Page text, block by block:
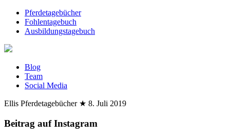
Pferdetagebücher
Fohlentagebuch
Ausbildungstagebuch
Blog
Team
Social Media
Ellis Pferdetagebücher ★ 8. Juli 2019
Beitrag auf Instagram